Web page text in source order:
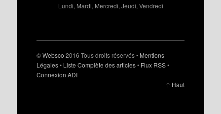
Lundi, Mardi, Mercredi, Jeudi, Vendredi
©Websco 2016 Tous droits réservés • Mentions
Légales• Liste Complète des articles• Flux RSS•
Connexion ADI
↑ Haut